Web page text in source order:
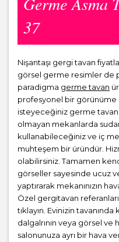
37
Nişantaşı gergi tavan
görsel germe resimler de
paradigma germe tavan
profesyonel bir görünüme
isteyeceğiniz germe tavan
olmayan mekanlarda
kullanabileceğiniz ve iç
muhteşem bir üründür.
olabilirsiniz. Tamamen
görseller sayesinde ucuz
yaptırarak mekanınızın
Özel gergitavan
tıklayın. Evinizin
dalgalrının veya görsel ve
salonunuza ayrı bir hava